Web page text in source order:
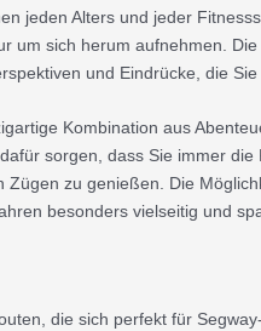
jeden Alters und jeder
um sich herum aufnehmen.
und Eindrücke, die
Kombination aus
sorgen, dass Sie immer
zu genießen. Die
besonders vielseitig und
die sich perfekt für